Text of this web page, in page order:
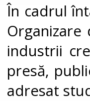
În cadrul
industrii
presă,
adresat